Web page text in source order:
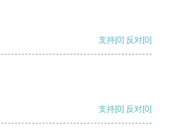
支持[0] 反对[0]
支持[0] 反对[0]